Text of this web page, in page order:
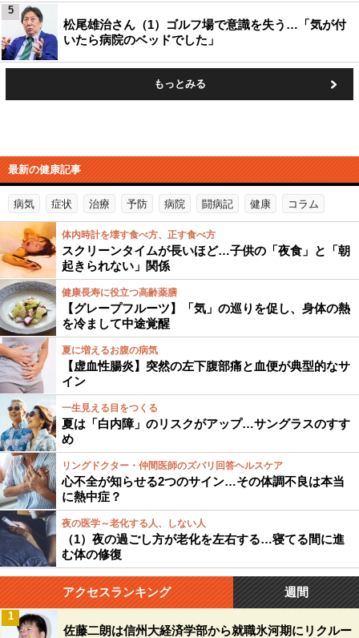
松尾雄治さん（1）ゴルフ場で意識を失う…「気が付
いたら病院のベッドでした」
5
もっとみる
最新の健康記事
病気 症状 治療 予防 病院 闘病記 健康 コラム
体内時計を壊す食べ方、正す食べ方
スクリーンタイムが長いほど…子供の「夜食」と「朝
起きられない」関係
健康長寿に役立つ高齢薬膳
【グレープフルーツ】「気」の巡りを促し、身体の熱
を冷まして中途覚醒
夏に増えるお腹の病気
【虚血性腸炎】突然の左下腹部痛と血便が典型的なサ
イン
一生見える目をつくる
夏は「白内障」のリスクがアップ…サングラスのすす
め
リングドクター・仲間医師のズバリ回答ヘルスケア
心不全が知らせる2つのサイン…その体調不良は本当
に熱中症？
夜の医学～老化する人、しない人
（1）夜の過ごし方が老化を左右する…寝てる間に進
む体の修復
アクセスランキング 週間
佐藤二朗は信州大経済学部から就職氷河期にリクルー
1